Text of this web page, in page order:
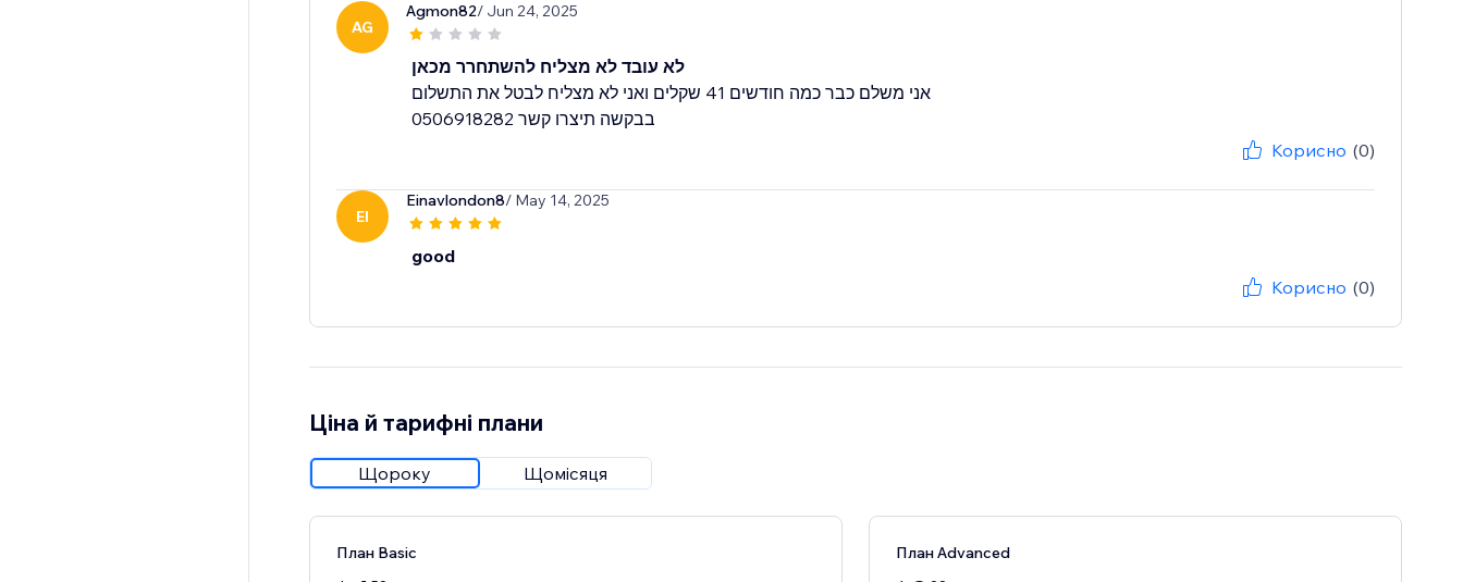
AG
Agmon82/ Jun 24, 2025
לא עובד לא מצליח להשתחרר מכאן
אני משלם כבר כמה חודשים 41 שקלים ואני לא מצליח לבטל את התשלום
בבקשה תיצרו קשר 0506918282
Корисно (0)
EI
Einavlondon8/ May 14, 2025
good
Корисно (0)
Ціна й тарифні плани
Щороку Щомісяця
План Basic План Advanced